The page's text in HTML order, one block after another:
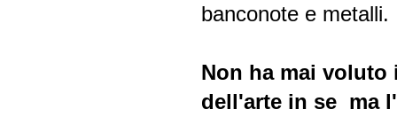
banconote e metalli.
Non ha mai voluto
dell'arte in se ma